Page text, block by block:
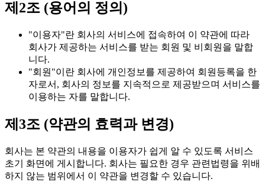
제2조 (용어의 정의)
"이용자"란 회사의 서비스에 접속하여 이 약관에 따라
회사가 제공하는 서비스를 받는 회원 및 비회원을 말합
니다.
"회원"이란 회사에 개인정보를 제공하여 회원등록을 한
자로서, 회사의 정보를 지속적으로 제공받으며 서비스를
이용하는 자를 말합니다.
제3조 (약관의 효력과 변경)
회사는 본 약관의 내용을 이용자가 쉽게 알 수 있도록 서비스
초기 화면에 게시합니다. 회사는 필요한 경우 관련법령을 위배
하지 않는 범위에서 이 약관을 변경할 수 있습니다.